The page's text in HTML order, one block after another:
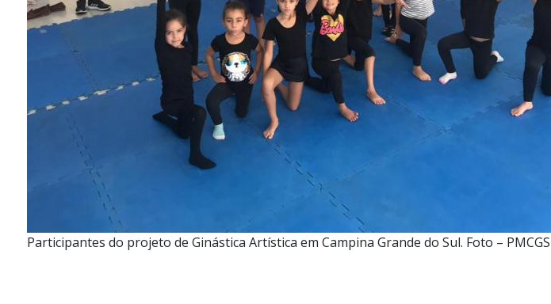
Participantes do projeto de Ginástica Artística em Campina Grande do Sul. Foto – PMCGS